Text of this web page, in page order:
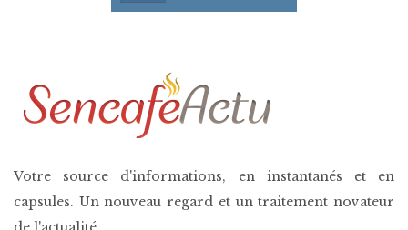
Votre source d'informations, en instantanés et en
capsules. Un nouveau regard et un traitement novateur